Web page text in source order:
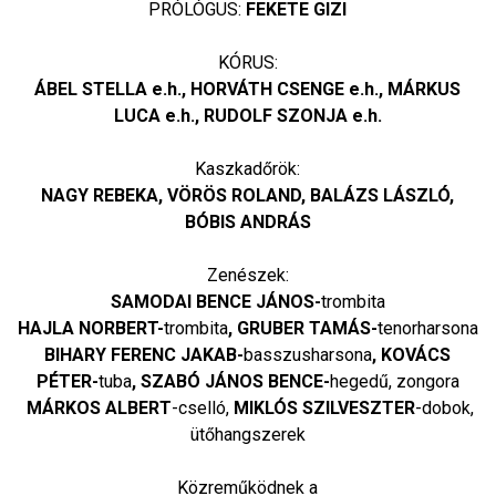
PRÓLÓGUS: FEKETE GIZI
KÓRUS:
ÁBEL STELLA e.h., HORVÁTH CSENGE e.h., MÁRKUS
LUCA e.h., RUDOLF SZONJA e.h.
Kaszkadőrök:
NAGY REBEKA, VÖRÖS ROLAND, BALÁZS LÁSZLÓ,
BÓBIS ANDRÁS
Zenészek:
SAMODAI BENCE JÁNOS-trombita
HAJLA NORBERT-trombita, GRUBER TAMÁS-tenorharsona
BIHARY FERENC JAKAB-basszusharsona, KOVÁCS
PÉTER-tuba, SZABÓ JÁNOS BENCE-hegedű, zongora
MÁRKOS ALBERT-cselló, MIKLÓS SZILVESZTER-dobok,
ütőhangszerek
Közreműködnek a